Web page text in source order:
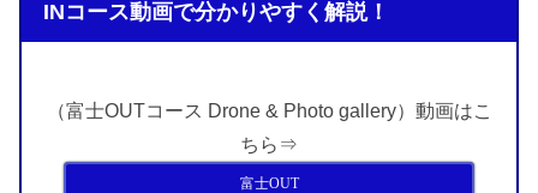
INコース動画で分かりやすく解説！
（富士OUTコース Drone & Photo gallery）動画はこ
ちら⇒
富士OUT